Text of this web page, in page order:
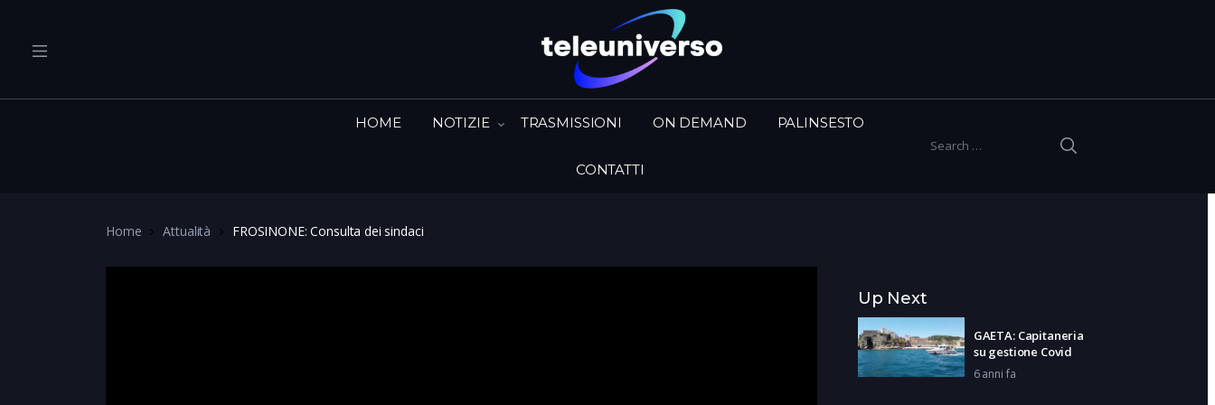
Search for:
HOME NOTIZIE TRASMISSIONI ON DEMAND PALINSESTO
CONTATTI
Home Attualità FROSINONE: Consulta dei sindaci
Up Next
GAETA: Capitaneria
su gestione Covid
6 anni fa